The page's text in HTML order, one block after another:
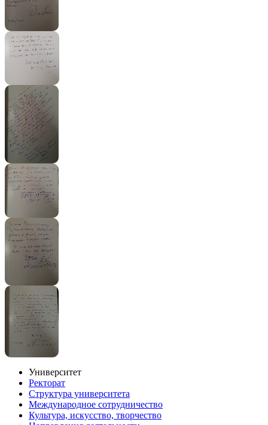
Университет
Ректорат
Структура университета
Международное сотрудничество
Культура, искусство, творчество